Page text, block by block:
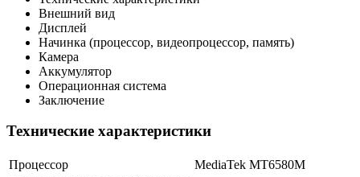
Внешний вид
Дисплей
Начинка (процессор, видеопроцессор, память)
Камера
Аккумулятор
Операционная система
Заключение
Технические характеристики
Процессор
MediaTek MT6580M